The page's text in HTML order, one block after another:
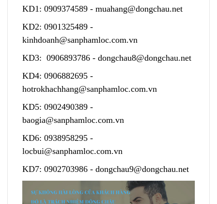
KD1: 0909374589 - muahang@dongchau.net
KD2: 0901325489 -
kinhdoanh@sanphamloc.com.vn
KD3: 0906893786 - dongchau8@dongchau.net
KD4: 0906882695 -
hotrokhachhang@sanphamloc.com.vn
KD5: 0902490389 -
baogia@sanphamloc.com.vn
KD6: 0938958295 -
locbui@sanphamloc.com.vn
KD7: 0902703986 - dongchau9@dongchau.net